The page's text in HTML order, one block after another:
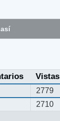
Vistas
2779
2710